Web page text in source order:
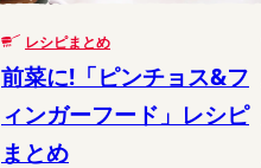
レシピまとめ
前菜に!「ピンチョス&フ
ィンガーフード」レシピ
まとめ